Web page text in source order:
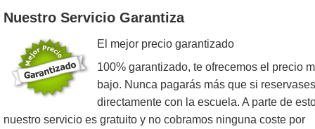
Nuestro Servicio Garantiza
El mejor precio garantizado
100% garantizado, te ofrecemos el precio
bajo. Nunca pagarás más que si reservases
directamente con la escuela. A parte de
nuestro servicio es gratuito y no cobramos ninguna coste por